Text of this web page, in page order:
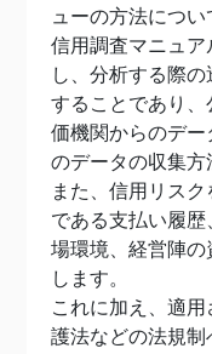
ューの方法につい
信用調査マニュ
し、分析する際
することであり
価機関からのデー
のデータの収集方
また、信用リス
である支払い履
場環境、経営陣
します。
これに加え、適
護法などの法規制